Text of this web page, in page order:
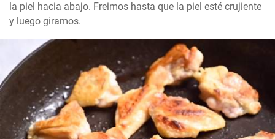
la piel hacia abajo. Freimos hasta que la piel esté crujiente
y luego giramos.